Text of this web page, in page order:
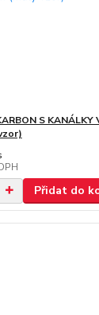
S KANÁLKY
Přidat do